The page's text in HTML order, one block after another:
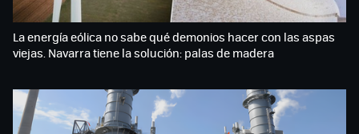
La energía eólica no sabe qué demonios hacer con las aspas
viejas. Navarra tiene la solución: palas de madera